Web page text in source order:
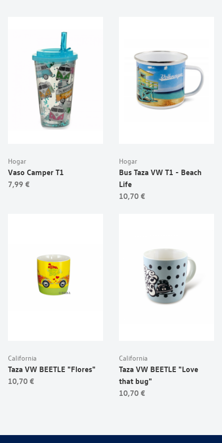
Hogar
Vaso Camper T1
7,99 €
Hogar
Bus Taza VW T1 - Beach
Life
10,70 €
California
Taza VW BEETLE "Flores"
10,70 €
California
Taza VW BEETLE "Love
that bug"
10,70 €